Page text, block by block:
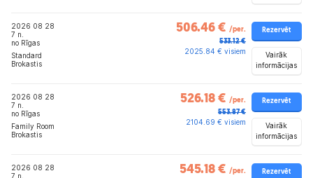
2026 08 28
7 n.
no Rīgas
Standard
Brokastis
506.46 € /per.
533.12 €
2025.84 € visiem
Rezervēt
Vairāk
informācijas
2026 08 28
7 n.
no Rīgas
Family Room
Brokastis
526.18 € /per.
553.87 €
2104.69 € visiem
Rezervēt
Vairāk
informācijas
2026 08 28
7 n.
545.18 € /per.
Rezervēt